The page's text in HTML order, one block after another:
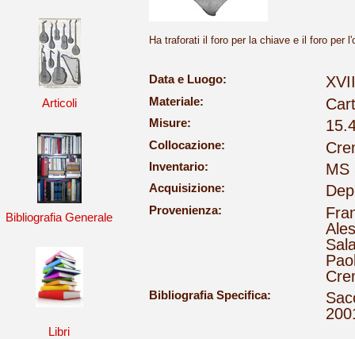
Articoli
Bibliografia Generale
Libri
Ha traforati il foro per la chiave e il foro per
Data e Luogo:
Materiale:
Misure:
Collocazione:
Inventario: MS
Acquisizione:
Provenienza:
Bibliografia Specifica: